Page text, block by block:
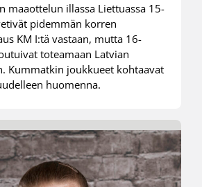
maaottelun illassa Liettuassa 15-
pidemmän korren
KM I:tä vastaan, mutta 16-
toteamaan Latvian
Kummatkin joukkueet kohtaavat
huomenna.